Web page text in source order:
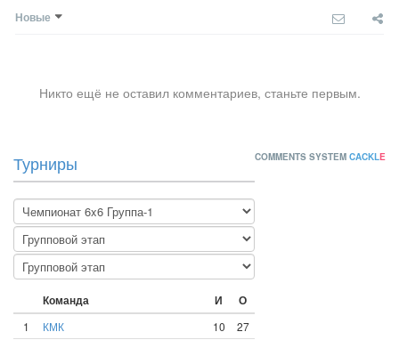
Новые
Никто ещё не оставил комментариев, станьте первым.
COMMENTS SYSTEM CACKLE
Турниры
Команда И О
1 КМК 10
27